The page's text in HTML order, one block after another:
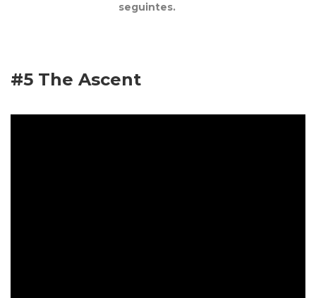
seguintes.
#5 The Ascent